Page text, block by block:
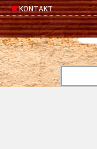
KONTAKT